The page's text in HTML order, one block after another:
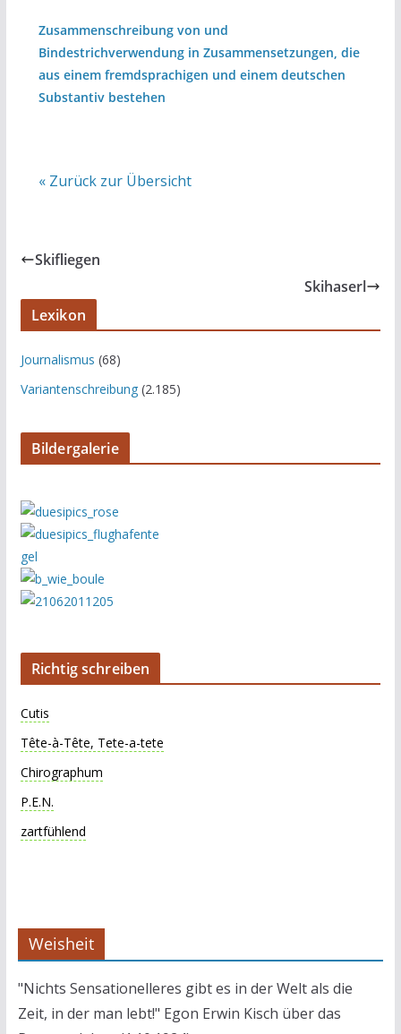
Zusammenschreibung von und
Bindestrichverwendung in Zusammensetzungen, die
aus einem fremdsprachigen und einem deutschen
Substantiv bestehen
« Zurück zur Übersicht
Skifliegen
Skihaserl
Lexikon
Journalismus (68)
Variantenschreibung(2.185)
Bildergalerie
Richtig schreiben
Cutis
Tête-à-Tête, Tete-a-tete
Chirographum
P.E.N.
zartfühlend
Weisheit
"Nichts Sensationelleres gibt es in der Welt als die
Zeit, in der man lebt!" Egon Erwin Kisch über das